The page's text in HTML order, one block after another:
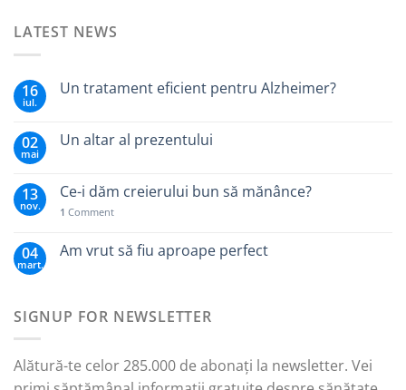
LATEST NEWS
16
iul.
Un tratament eficient pentru Alzheimer?
02
mai
Un altar al prezentului
13
nov.
Ce-i dăm creierului bun să mănânce?
1 Comment
04
mart.
Am vrut să fiu aproape perfect
SIGNUP FOR NEWSLETTER
Alătură-te celor 285.000 de abonați la newsletter. Vei